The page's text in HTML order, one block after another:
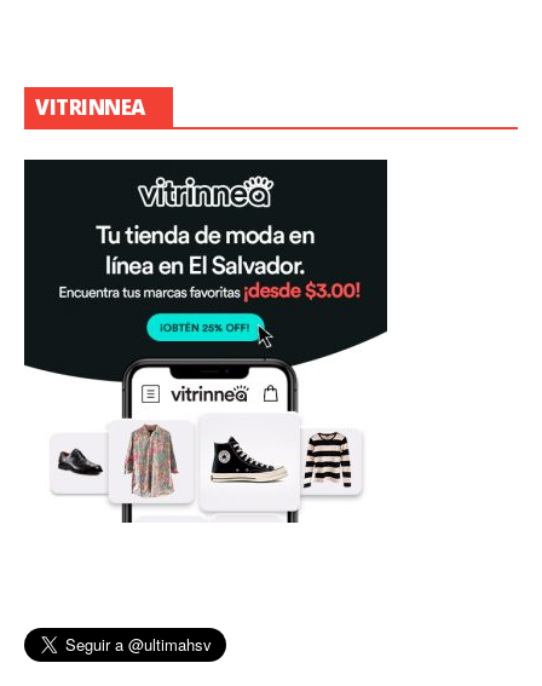
VITRINNEA